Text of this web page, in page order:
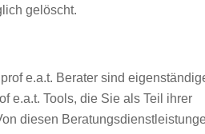
gelöscht.
e.a.t. Berater sind
e.a.t. Tools, die Sie als Teil ihrer
diesen